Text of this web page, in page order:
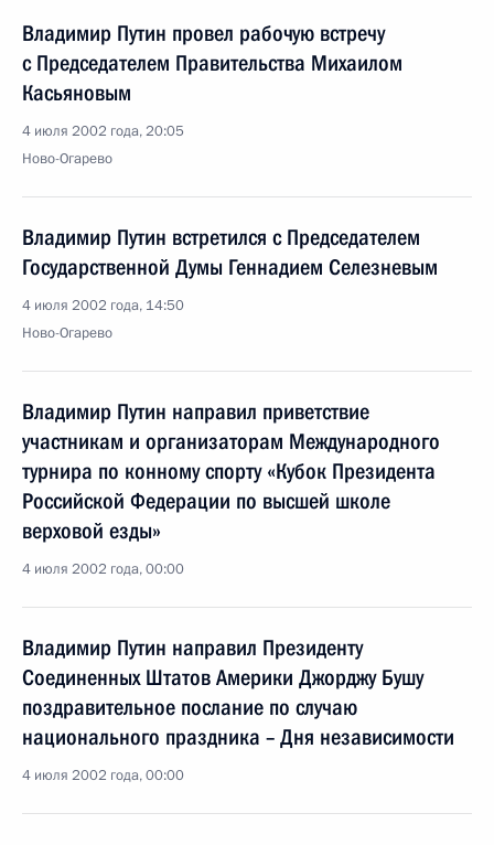
Владимир Путин провел рабочую встречу
с Председателем Правительства Михаилом
Касьяновым
4 июля 2002 года, 20:05
Ново-Огарево
Владимир Путин встретился с Председателем
Государственной Думы Геннадием Селезневым
4 июля 2002 года, 14:50
Ново-Огарево
Владимир Путин направил приветствие
участникам и организаторам Международного
турнира по конному спорту «Кубок Президента
Российской Федерации по высшей школе
верховой езды»
4 июля 2002 года, 00:00
Владимир Путин направил Президенту
Соединенных Штатов Америки Джорджу Бушу
поздравительное послание по случаю
национального праздника – Дня независимости
4 июля 2002 года, 00:00